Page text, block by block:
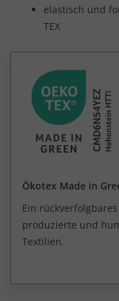
elastisch und
TEX
Ökotex Made in
Ein
produzierte und
Textilien.